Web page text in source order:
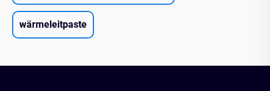
wärmeleitpaste